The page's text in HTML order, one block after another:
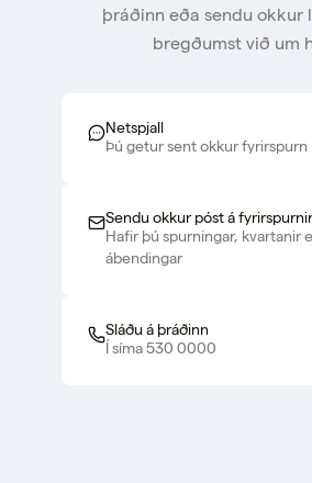
þráðinn eða sendu okkur
bregðumst við um
Netspjall
Þú getur sent okkur fyrirspurn
Sendu okkur póst á
Hafir þú spurningar, kvartanir
ábendingar
Sláðu á þráðinn
Í síma 530 0000